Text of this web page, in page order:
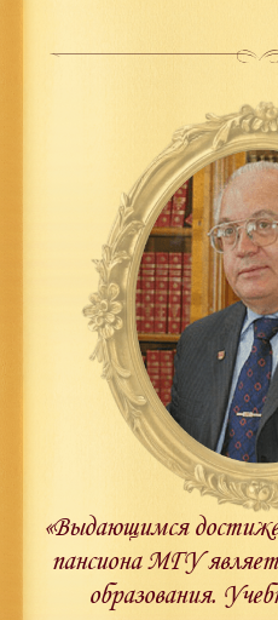
«Выдающимся
пансиона МГУ
образования.